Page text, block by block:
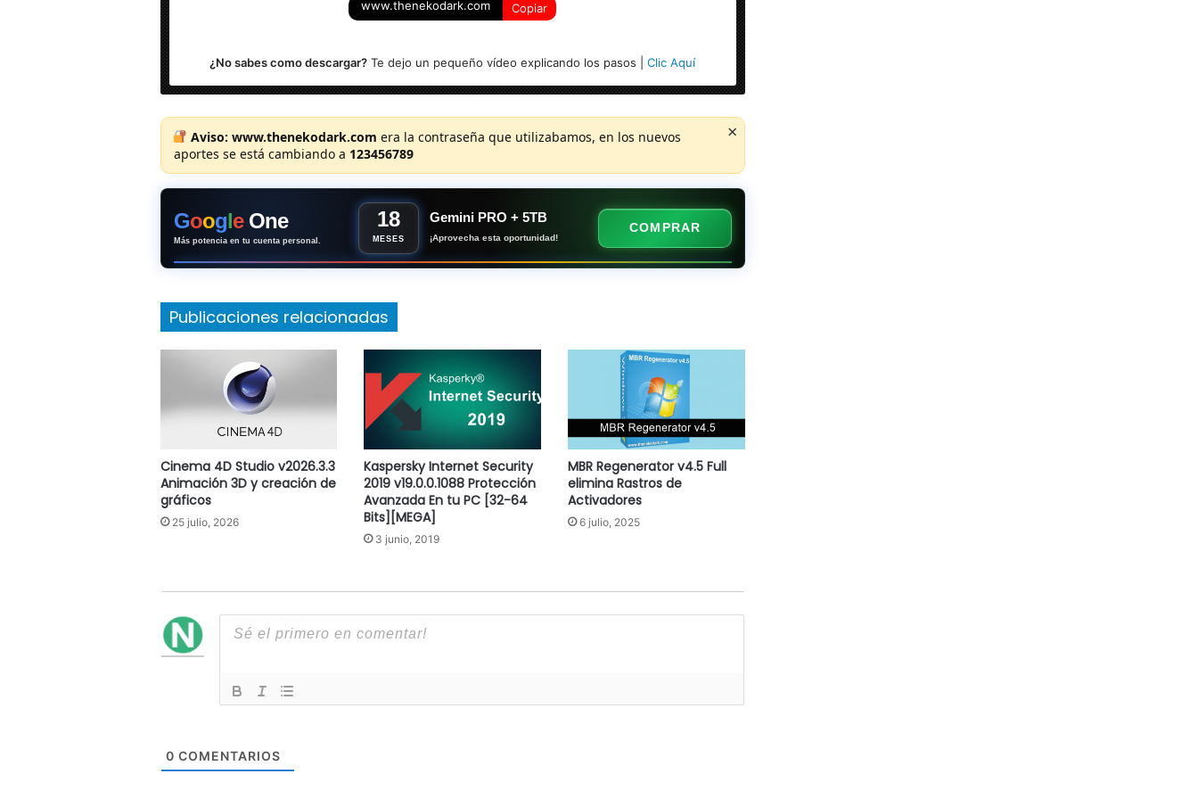
Windows (X64)|MacOS
NOTA: Se mantiene la versión Adobe Dreamweaver CC 2020 v20.1.0.15211 en el paste de
www.thenekodark.com Copiar
¿No sabes como descargar? Te dejo un pequeño vídeo explicando los pasos |Clic Aquí
Aviso: www.thenekodark.com era la contraseña que utilizabamos, en los nuevos
aportes se está cambiando a 123456789
×
Google One
Más potencia en tu cuenta personal.
18
MESES
Gemini PRO + 5TB
¡Aprovecha esta oportunidad!
COMPRAR
Publicaciones relacionadas
Cinema 4D Studio v2026.3.3
Animación 3D y creación de
gráficos
25 julio, 2026
Kaspersky Internet Security
2019 v19.0.0.1088 Protección
Avanzada En tu PC [32-64
Bits][MEGA]
3 junio, 2019
MBR Regenerator v4.5 Full
elimina Rastros de
Activadores
6 julio, 2025
0 COMENTARIOS